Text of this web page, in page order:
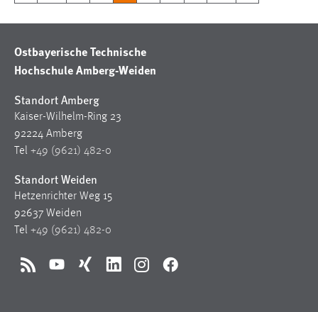
Ostbayerische Technische
Hochschule Amberg-Weiden
Standort Amberg
Kaiser-Wilhelm-Ring 23
92224 Amberg
Tel +49 (9621) 482-0
Standort Weiden
Hetzenrichter Weg 15
92637 Weiden
Tel +49 (9621) 482-0
RSS YouTubeXing LinkedInInstagramFacebook